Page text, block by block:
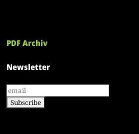
PDF Archiv
Newsletter